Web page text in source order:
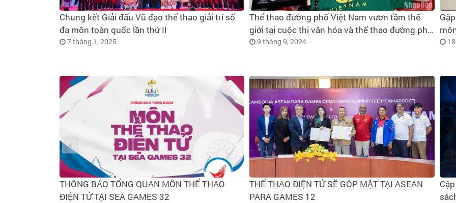
Chung kết Giải đấu Vũ đạo thể thao giải trí số
đa môn toàn quốc lần thứ II
7 tháng 1, 2025
Thể thao đường phố Việt Nam vươn tầm thế
giới tại cuộc thi văn hóa và thể thao đường phố
quốc tế KARDO
9 tháng 9, 2024
THÔNG BÁO TỔNG QUAN MÔN THỂ THAO
ĐIỆN TỬ TẠI SEA GAMES 32
THỂ THAO ĐIỆN TỬ SẼ GÓP MẶT TẠI ASEAN
PARA GAMES 12